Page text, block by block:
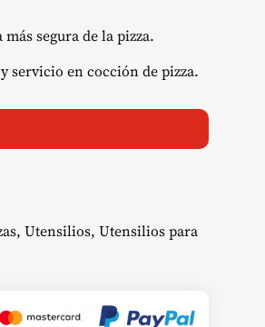
segura de la pizza.
servicio en cocción de pizza.
, Utensilios, Utensilios para